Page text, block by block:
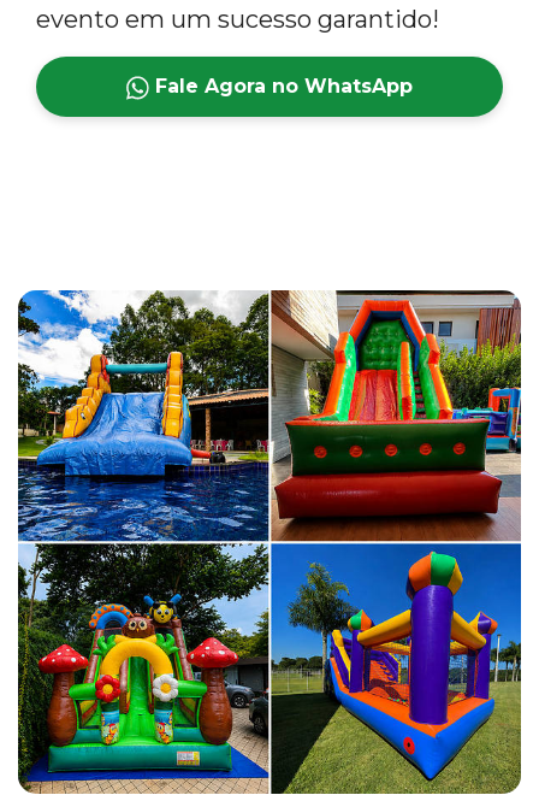
evento em um sucesso garantido!
Fale Agora no WhatsApp